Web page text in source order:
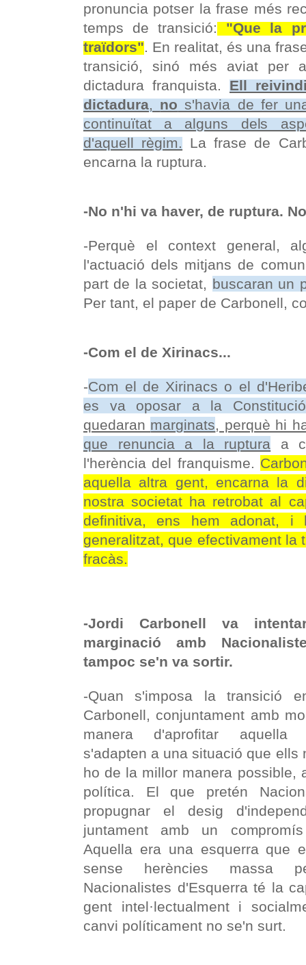
pronuncia potser la frase més
temps de transició: "Que la
traïdors". En realitat, és una
transició, sinó més aviat per
dictadura franquista. Ell
dictadura, no s'havia de fer
continuïtat a alguns dels
d'aquell règim. La frase de
encarna la ruptura.
-No n'hi va haver, de ruptura.
-Perquè el context general,
l'actuació dels mitjans de
part de la societat, buscaran un
Per tant, el paper de Carbonell,
-Com el de Xirinacs...
-Com el de Xirinacs o el
es va oposar a la
quedaran marginats, perquè hi
que renuncia a la ruptura a
l'herència del franquisme.
aquella altra gent, encarna la
nostra societat ha retrobat al
definitiva, ens hem adonat, i
generalitzat, que efectivament la
fracàs.
-Jordi Carbonell va
marginació amb
tampoc se'n va sortir.
-Quan s'imposa la transició
Carbonell, conjuntament amb
manera d'aprofitar aquella
s'adapten a una situació que ells
ho de la millor manera possible,
política. El que pretén
propugnar el desig
juntament amb un
Aquella era una esquerra que
sense herències massa
Nacionalistes d'Esquerra té la
gent intel·lectualment i
canvi políticament no se'n surt.